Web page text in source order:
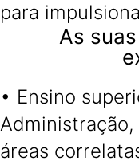
para
As
• Ensino
Administração,
áreas